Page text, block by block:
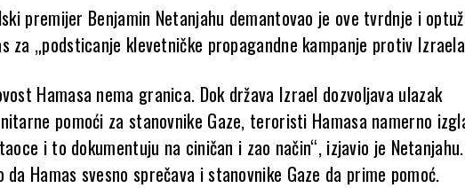
premijer Benjamin Netanjahu demantovao je ove tvrdnje i
za „podsticanje klevetničke propagandne kampanje protiv
Hamasa nema granica. Dok država Izrael dozvoljava ulazak
pomoći za stanovnike Gaze, teroristi Hamasa namerno
i to dokumentuju na ciničan i zao način“, izjavio je
da Hamas svesno sprečava i stanovnike Gaze da prime pomoć.